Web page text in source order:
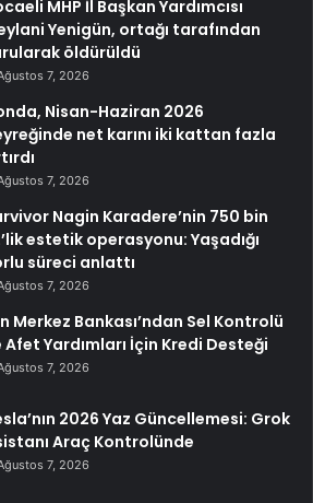
MHP İl Başkan Yardımcısı
Yenigün, ortağı tarafından
öldürüldü
7, 2026
Nisan-Haziran 2026
net karını iki kattan fazla
7, 2026
Nagin Karadere’nin 750 bin
estetik operasyonu: Yaşadığı
süreci anlattı
7, 2026
Merkez Bankası’ndan Sel Kontrolü
Afet Yardımları İçin Kredi Desteği
7, 2026
2026 Yaz Güncellemesi: Grok
Araç Kontrolünde
7, 2026